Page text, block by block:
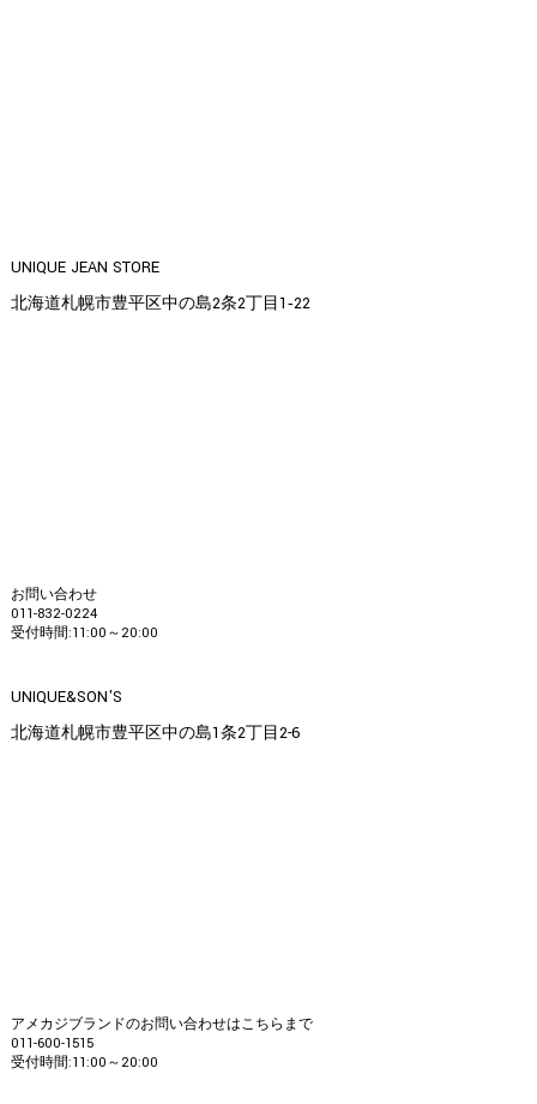
UNIQUE JEAN STORE
北海道札幌市豊平区中の島2条2丁目1‐22
お問い合わせ
011-832-0224
受付時間:11:00～20:00
UNIQUE&SON'S
北海道札幌市豊平区中の島1条2丁目2-6
アメカジブランドのお問い合わせはこちらまで
011-600-1515
受付時間:11:00～20:00